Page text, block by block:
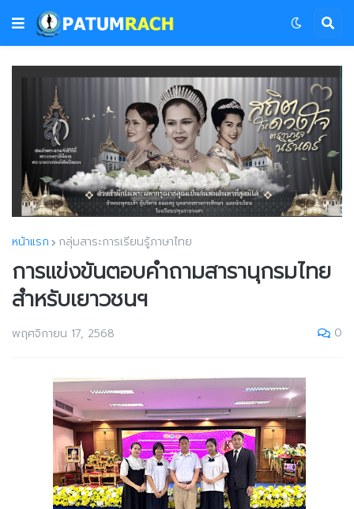
หน้าแรก กลุ่มสาระการเรียนรู้ภาษาไทย
การแข่งขันตอบคำถามสารานุกรมไทย
สำหรับเยาวชนฯ
พฤศจิกายน 17, 2568 0